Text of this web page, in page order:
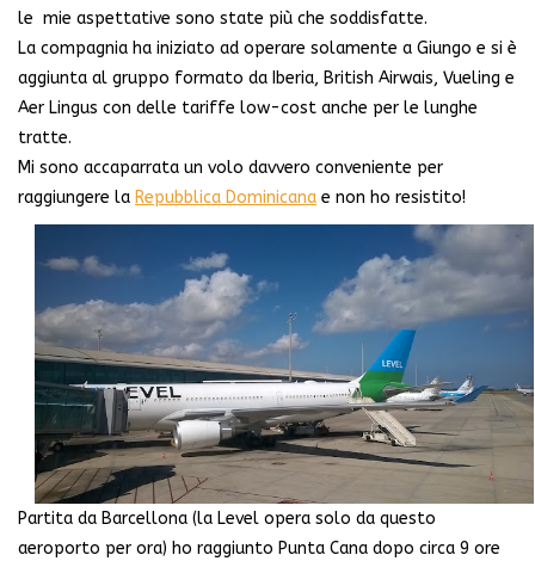
le mie aspettative sono state più che soddisfatte.
La compagnia ha iniziato ad operare solamente a Giungo e si è
aggiunta al gruppo formato da Iberia, British Airwais, Vueling e
Aer Lingus con delle tariffe low-cost anche per le lunghe
tratte.
Mi sono accaparrata un volo davvero conveniente per
raggiungere la Repubblica Dominicana e non ho resistito!
Partita da Barcellona (la Level opera solo da questo
aeroporto per ora) ho raggiunto Punta Cana dopo circa 9 ore